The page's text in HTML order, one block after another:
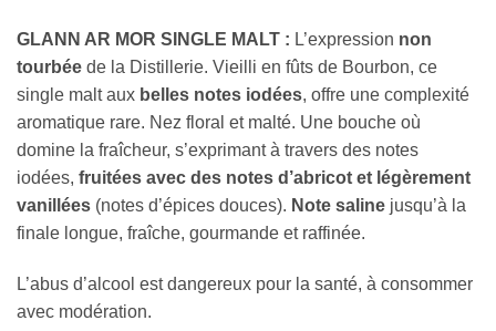
GLANN AR MOR SINGLE MALT : L’expression non
tourbée de la Distillerie. Vieilli en fûts de Bourbon, ce
single malt aux belles notes iodées, offre une complexité
aromatique rare. Nez floral et malté. Une bouche où
domine la fraîcheur, s’exprimant à travers des notes
iodées, fruitées avec des notes d’abricot et légèrement
vanillées (notes d’épices douces). Note saline jusqu’à la
finale longue, fraîche, gourmande et raffinée.
L’abus d’alcool est dangereux pour la santé, à consommer
avec modération.